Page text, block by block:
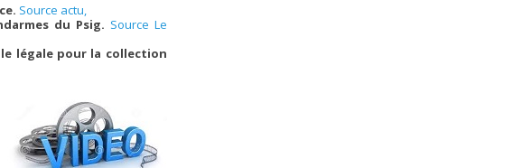
Source actu,
du Psig. Source Le
légale pour la collection